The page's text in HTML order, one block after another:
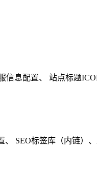
息配置、 站点标题
SEO标签库（内链）